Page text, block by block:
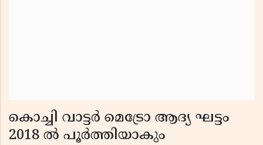
കൊച്ചി വാട്ടർ മെട്രോ ആദ്യ ഘട്ടം
2018 ൽ പൂർത്തിയാകും